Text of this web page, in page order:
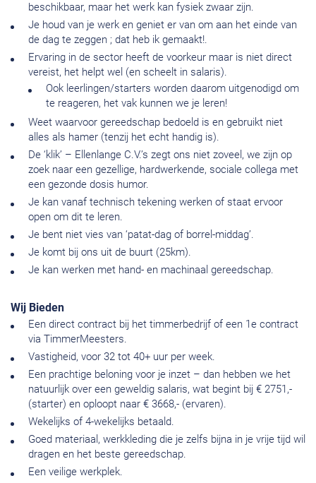
beschikbaar, maar het werk kan fysiek zwaar zijn.
Je houd van je werk en geniet er van om aan het einde van
de dag te zeggen ; dat heb ik gemaakt!.
Ervaring in de sector heeft de voorkeur maar is niet direct
vereist, het helpt wel (en scheelt in salaris).
Ook leerlingen/starters worden daarom uitgenodigd om
te reageren, het vak kunnen we je leren!
Weet waarvoor gereedschap bedoeld is en gebruikt niet
alles als hamer (tenzij het echt handig is).
De ‘klik’ – Ellenlange C.V.’s zegt ons niet zoveel, we zijn op
zoek naar een gezellige, hardwerkende, sociale collega met
een gezonde dosis humor.
Je kan vanaf technisch tekening werken of staat ervoor
open om dit te leren.
Je bent niet vies van ‘patat-dag of borrel-middag’.
Je komt bij ons uit de buurt (25km).
Je kan werken met hand- en machinaal gereedschap.
Wij Bieden
Een direct contract bij het timmerbedrijf of een 1e contract
via TimmerMeesters.
Vastigheid, voor 32 tot 40+ uur per week.
Een prachtige beloning voor je inzet – dan hebben we het
natuurlijk over een geweldig salaris, wat begint bij € 2751,-
(starter) en oploopt naar € 3668,- (ervaren).
Wekelijks of 4-wekelijks betaald.
Goed materiaal, werkkleding die je zelfs bijna in je vrije tijd wil
dragen en het beste gereedschap.
Een veilige werkplek.